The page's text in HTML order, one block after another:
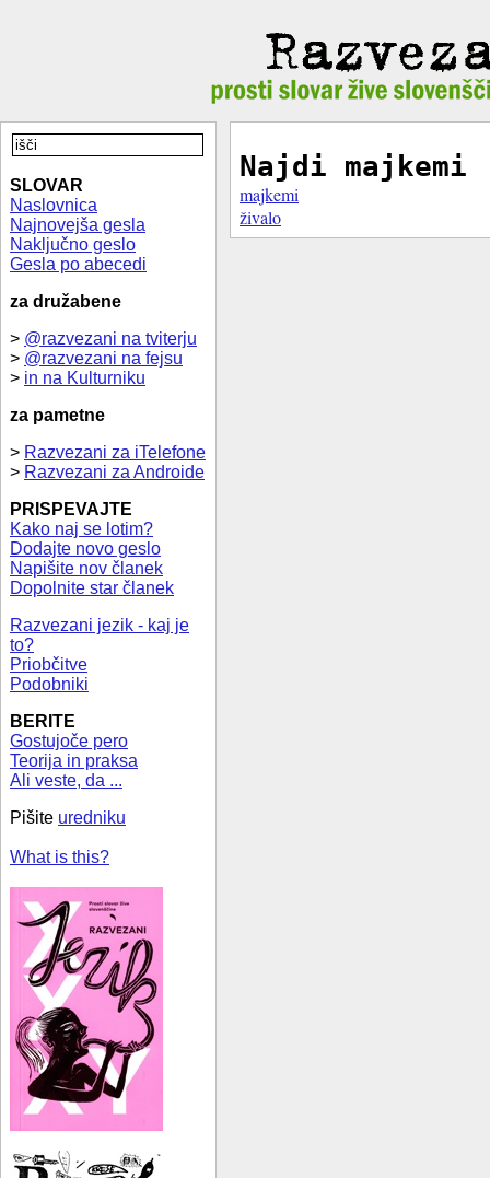
SLOVAR
Naslovnica
Najnovejša gesla
Naključno geslo
Gesla po abecedi
za družabene
> @razvezani na tviterju
> @razvezani na fejsu
> in na Kulturniku
za pametne
> Razvezani za iTelefone
> Razvezani za Androide
PRISPEVAJTE
Kako naj se lotim?
Dodajte novo geslo
Napišite nov članek
Dopolnite star članek
Razvezani jezik - kaj je
to?
Priobčitve
Podobniki
BERITE
Gostujoče pero
Teorija in praksa
Ali veste, da ...
Pišite uredniku
What is this?
Najdi majkemi
majkemi
živalo